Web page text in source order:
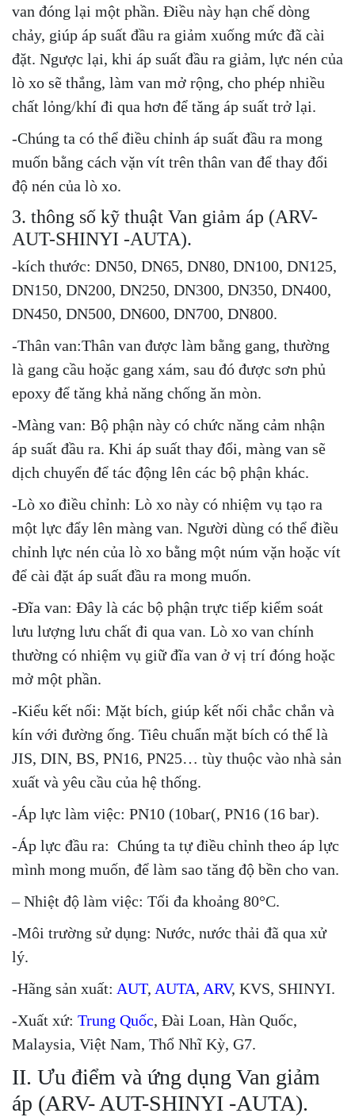
van đóng lại một phần. Điều này hạn chế dòng
chảy, giúp áp suất đầu ra giảm xuống mức đã cài
đặt. Ngược lại, khi áp suất đầu ra giảm, lực nén của
lò xo sẽ thắng, làm van mở rộng, cho phép nhiều
chất lỏng/khí đi qua hơn để tăng áp suất trở lại.
-Chúng ta có thể điều chỉnh áp suất đầu ra mong
muốn bằng cách vặn vít trên thân van để thay đổi
độ nén của lò xo.
3. thông số kỹ thuật Van giảm áp (ARV-
AUT-SHINYI -AUTA).
-kích thước: DN50, DN65, DN80, DN100, DN125,
DN150, DN200, DN250, DN300, DN350, DN400,
DN450, DN500, DN600, DN700, DN800.
-Thân van:Thân van được làm bằng gang, thường
là gang cầu hoặc gang xám, sau đó được sơn phủ
epoxy để tăng khả năng chống ăn mòn.
-Màng van: Bộ phận này có chức năng cảm nhận
áp suất đầu ra. Khi áp suất thay đổi, màng van sẽ
dịch chuyển để tác động lên các bộ phận khác.
-Lò xo điều chỉnh: Lò xo này có nhiệm vụ tạo ra
một lực đẩy lên màng van. Người dùng có thể điều
chỉnh lực nén của lò xo bằng một núm vặn hoặc vít
để cài đặt áp suất đầu ra mong muốn.
-Đĩa van: Đây là các bộ phận trực tiếp kiểm soát
lưu lượng lưu chất đi qua van. Lò xo van chính
thường có nhiệm vụ giữ đĩa van ở vị trí đóng hoặc
mở một phần.
-Kiểu kết nối: Mặt bích, giúp kết nối chắc chắn và
kín với đường ống. Tiêu chuẩn mặt bích có thể là
JIS, DIN, BS, PN16, PN25… tùy thuộc vào nhà sản
xuất và yêu cầu của hệ thống.
-Áp lực làm việc: PN10 (10bar(, PN16 (16 bar).
-Áp lực đầu ra: Chúng ta tự điều chỉnh theo áp lực
mình mong muốn, để làm sao tăng độ bền cho van.
– Nhiệt độ làm việc: Tối đa khoảng 80°C.
-Môi trường sử dụng: Nước, nước thải đã qua xử
lý.
-Hãng sản xuất: AUT, AUTA, ARV, KVS, SHINYI.
-Xuất xứ: Trung Quốc, Đài Loan, Hàn Quốc,
Malaysia, Việt Nam, Thổ Nhĩ Kỳ, G7.
II. Ưu điểm và ứng dụng Van giảm
áp (ARV- AUT-SHINYI -AUTA).